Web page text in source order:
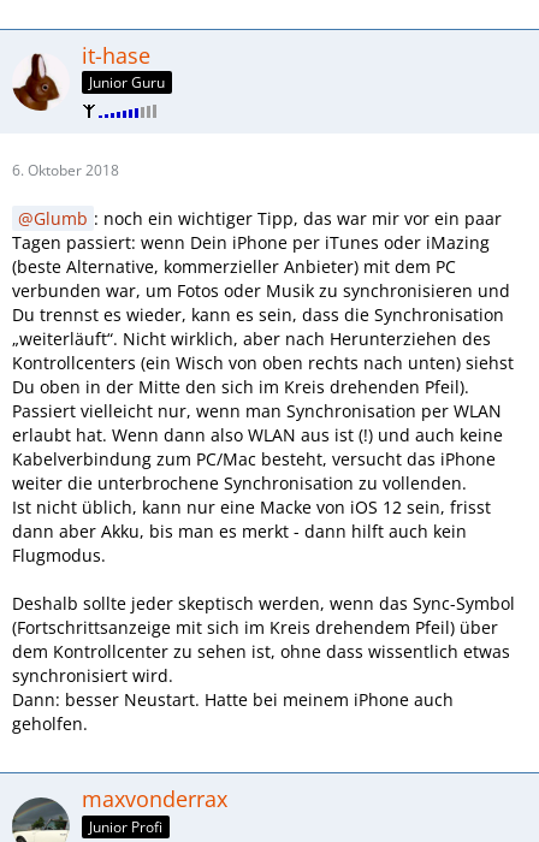
it-hase
Junior Guru
6. Oktober 2018
Glumb : noch ein wichtiger Tipp, das war mir vor ein paar
Tagen passiert: wenn Dein iPhone per iTunes oder iMazing
(beste Alternative, kommerzieller Anbieter) mit dem PC
verbunden war, um Fotos oder Musik zu synchronisieren und
Du trennst es wieder, kann es sein, dass die Synchronisation
„weiterläuft“. Nicht wirklich, aber nach Herunterziehen des
Kontrollcenters (ein Wisch von oben rechts nach unten) siehst
Du oben in der Mitte den sich im Kreis drehenden Pfeil).
Passiert vielleicht nur, wenn man Synchronisation per WLAN
erlaubt hat. Wenn dann also WLAN aus ist (!) und auch keine
Kabelverbindung zum PC/Mac besteht, versucht das iPhone
weiter die unterbrochene Synchronisation zu vollenden.
Ist nicht üblich, kann nur eine Macke von iOS 12 sein, frisst
dann aber Akku, bis man es merkt - dann hilft auch kein
Flugmodus.
Deshalb sollte jeder skeptisch werden, wenn das Sync-Symbol
(Fortschrittsanzeige mit sich im Kreis drehendem Pfeil) über
dem Kontrollcenter zu sehen ist, ohne dass wissentlich etwas
synchronisiert wird.
Dann: besser Neustart. Hatte bei meinem iPhone auch
geholfen.
maxvonderrax
Junior Profi